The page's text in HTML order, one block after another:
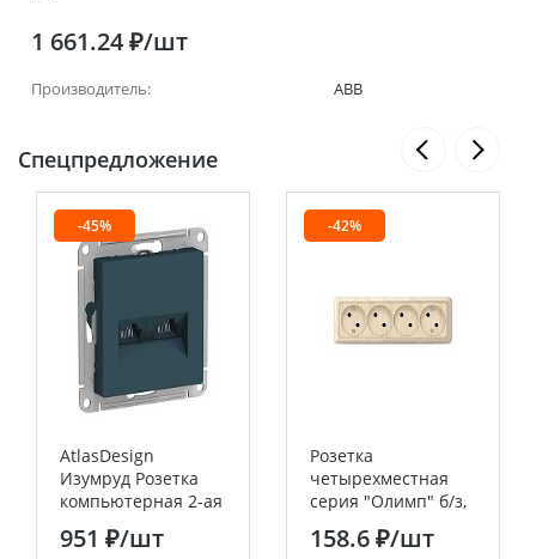
1 661.24 ₽/шт
Производитель: ABB
Спецпредложение
-45%
AtlasDesign
Изумруд Розетка
компьютерная 2-ая
RJ45+RJ45, кат.5E
Systeme Electric
951 ₽/шт
-42%
Розетка
четырехместная
серия "Олимп" б/з,
о/у, 16А, 220В, сосна
(еврослот)
158.6 ₽/шт